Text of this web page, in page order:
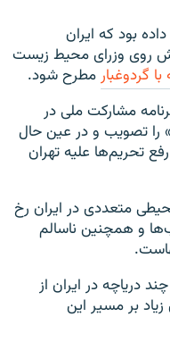
۱۶ مهر، خبر داده بود که ایران
روی وزرای محیط زیست
گردوغبارمطرح شود.
۲۰ آبان، «برنامه مشارکت ملی در
را تصویب و در عین حال
تحریم‌ها علیه تهران
متعددی در ایران رخ
و همچنین ناسالم
دریاچه در ایران از
بر مسیر این